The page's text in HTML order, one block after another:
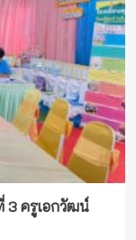
3 ครูเอกวัฒน์